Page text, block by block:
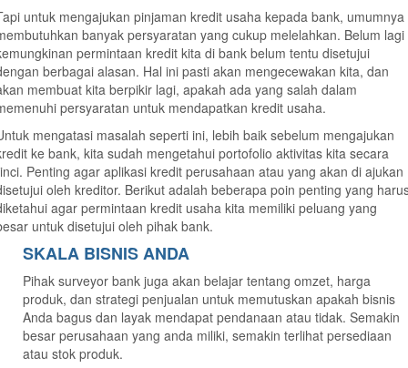
untuk mengajukan pinjaman kredit usaha kepada bank, umumnya
banyak persyaratan yang cukup melelahkan. Belum lagi
permintaan kredit kita di bank belum tentu disetujui
berbagai alasan. Hal ini pasti akan mengecewakan kita, dan
membuat kita berpikir lagi, apakah ada yang salah dalam
persyaratan untuk mendapatkan kredit usaha.
mengatasi masalah seperti ini, lebih baik sebelum mengajukan
ke bank, kita sudah mengetahui portofolio aktivitas kita secara
Penting agar aplikasi kredit perusahaan atau yang akan di ajukan
oleh kreditor. Berikut adalah beberapa poin penting yang
agar permintaan kredit usaha kita memiliki peluang yang
untuk disetujui oleh pihak bank.
SKALA BISNIS ANDA
Pihak surveyor bank juga akan belajar tentang omzet, harga
produk, dan strategi penjualan untuk memutuskan apakah bisnis
Anda bagus dan layak mendapat pendanaan atau tidak. Semakin
besar perusahaan yang anda miliki, semakin terlihat persediaan
atau stok produk.